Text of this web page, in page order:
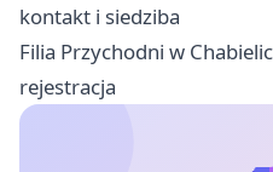
kontakt i siedziba
Filia Przychodni w
rejestracja